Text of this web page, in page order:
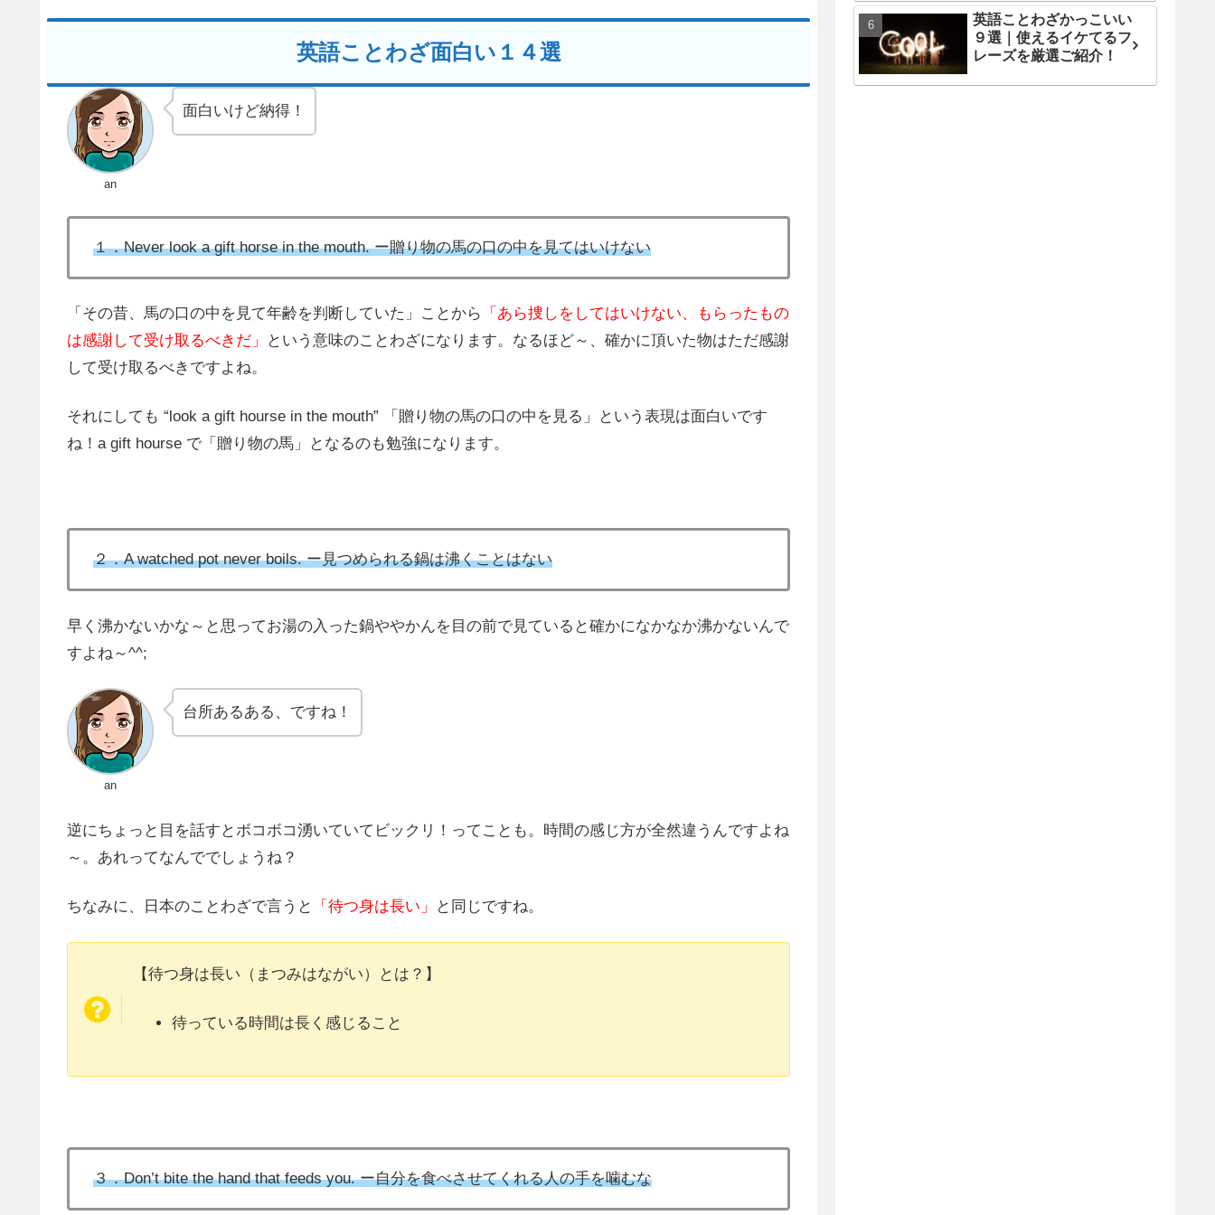
英語ことわざ面白い１４選
an
面白いけど納得！
１．Never look a gift horse in the mouth. ー贈り物の馬の口の中を見てはいけない
「その昔、馬の口の中を見て年齢を判断していた」ことから
「あら捜しをしてはいけない、もらったもの
は感謝して受け取るべきだ」
という意味のことわざになります。なるほど～、確かに頂いた物はただ感謝
して受け取るべきですよね。
それにしても “look a gift hourse in the mouth” 「贈り物の馬の口の中を見る」という表現は面白いです
ね！a gift hourse で「贈り物の馬」となるのも勉強になります。
２．A watched pot never boils. ー見つめられる鍋は沸くことはない
早く沸かないかな～と思ってお湯の入った鍋ややかんを目の前で見ていると確かになかなか沸かないんで
すよね～^^;
an
台所あるある、ですね！
逆にちょっと目を話すとボコボコ湧いていてビックリ！ってことも。時間の感じ方が全然違うんですよね
～。あれってなんででしょうね？
ちなみに、日本のことわざで言うと 「待つ身は長い」 と同じですね。
【待つ身は長い（まつみはながい）とは？】
待っている時間は長く感じること
３．Don’t bite the hand that feeds you. ー自分を食べさせてくれる人の手を噛むな
英語ことわざかっこいい
９選｜使えるイケてるフ
レーズを厳選ご紹介！